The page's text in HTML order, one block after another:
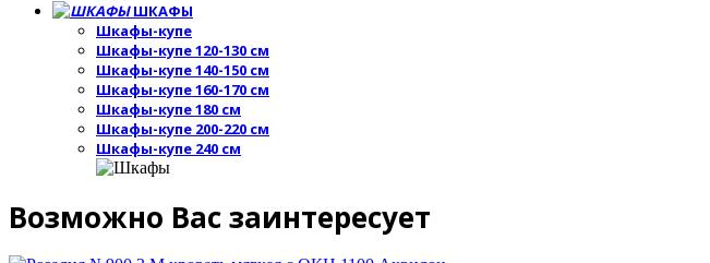
ШКАФЫ
Шкафы-купе
Шкафы-купе 120-130 см
Шкафы-купе 140-150 см
Шкафы-купе 160-170 см
Шкафы-купе 180 см
Шкафы-купе 200-220 см
Шкафы-купе 240 см
Возможно Вас заинтересует